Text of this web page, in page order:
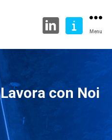
Menu
Lavora con Noi